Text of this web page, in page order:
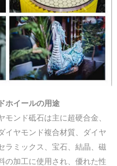
ホイールの用途
ンド砥石は主に超硬合金、
イヤモンド複合材質、ダイヤ
ラミックス、宝石、結晶、磁
の加工に使用され、優れた性